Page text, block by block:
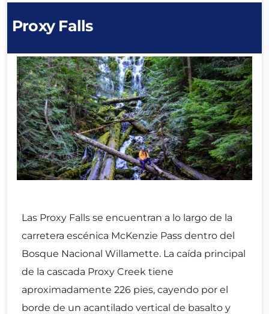
Proxy Falls
Las Proxy Falls se encuentran a lo largo de la
carretera escénica McKenzie Pass dentro del
Bosque Nacional Willamette. La caída principal
de la cascada Proxy Creek tiene
aproximadamente 226 pies, cayendo por el
borde de un acantilado vertical de basalto y